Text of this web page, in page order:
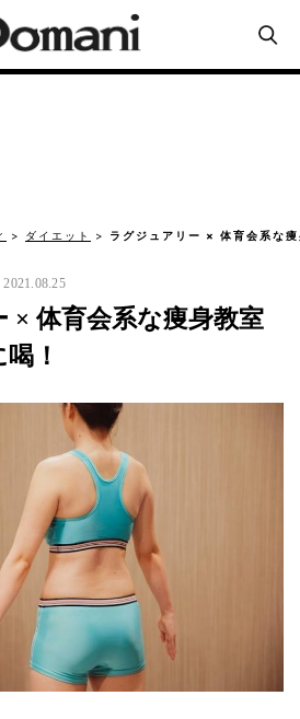
ダイエット ラグジュアリー × 体育会系な
2021.08.25
× 体育会系な痩身教室
！